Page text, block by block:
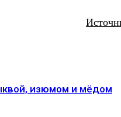
изюмом и мёдом